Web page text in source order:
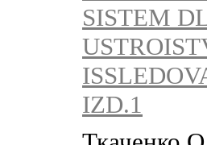
SISTEM
IZD.1